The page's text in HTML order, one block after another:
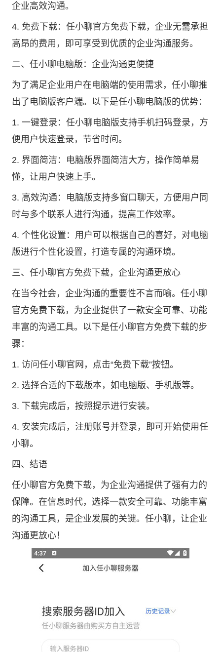
企业高效沟通。
4. 免费下载：任小聊官方免费下载，企业无需承担
高昂的费用，即可享受到优质的企业沟通服务。
二、任小聊电脑版：企业沟通更便捷
为了满足企业用户在电脑端的使用需求，任小聊推
出了电脑版客户端。以下是任小聊电脑版的优势：
1. 一键登录：任小聊电脑版支持手机扫码登录，方
便用户快速登录，节省时间。
2. 界面简洁：电脑版界面简洁大方，操作简单易
懂，让用户快速上手。
3. 高效沟通：电脑版支持多窗口聊天，方便用户同
时与多个联系人进行沟通，提高工作效率。
4. 个性化设置：用户可以根据自己的喜好，对电脑
版进行个性化设置，打造专属的沟通环境。
三、任小聊官方免费下载，企业沟通更放心
在当今社会，企业沟通的重要性不言而喻。任小聊
官方免费下载，为企业提供了一款安全可靠、功能
丰富的沟通工具。以下是任小聊官方免费下载的步
骤：
1. 访问 任小聊官网 ，点击“免费下载”按钮。
2. 选择合适的下载版本，如电脑版、手机版等。
3. 下载完成后，按照提示进行安装。
4. 安装完成后，注册账号并登录，即可开始使用任
小聊。
四、结语
任小聊官方免费下载，为企业沟通提供了强有力的
保障。在信息时代，选择一款安全可靠、功能丰富
的沟通工具，是企业发展的关键。任小聊，让企业
沟通更放心！